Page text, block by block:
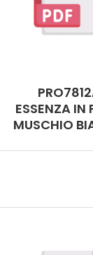
ESSENZA IN
MUSCHIO